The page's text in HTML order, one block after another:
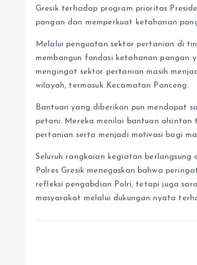
Gresik terhadap program prioritas
pangan dan memperkuat ketahanan
Melalui penguatan sektor pertanian di
membangun fondasi ketahanan pangan
mengingat sektor pertanian masih
wilayah, termasuk Kecamatan Panceng.
Bantuan yang diberikan pun mendapat
petani. Mereka menilai bantuan alsintan
pertanian serta menjadi motivasi bagi
Seluruh rangkaian kegiatan berlangsung
Polres Gresik menegaskan bahwa
refleksi pengabdian Polri, tetapi juga
masyarakat melalui dukungan nyata